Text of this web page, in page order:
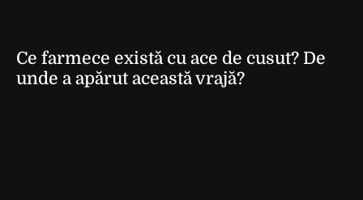
Ce farmece există cu ace de cusut? De
unde a apărut această vrajă?